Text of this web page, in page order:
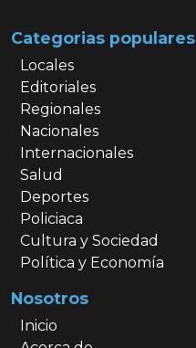
Categorias populares
Locales
Editoriales
Regionales
Nacionales
Internacionales
Salud
Deportes
Policiaca
Cultura y Sociedad
Política y Economía
Nosotros
Inicio